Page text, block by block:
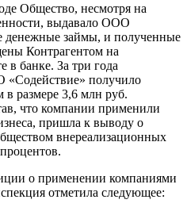
Общество, несмотря на
выдавало ООО
денежные займы, и полученные
Контрагентом на
в банке. За три года
«Содействие» получило
в размере 3,6 млн руб.
что компании применили
пришла к выводу о
внереализационных
о применении компаниями
отметила следующее: